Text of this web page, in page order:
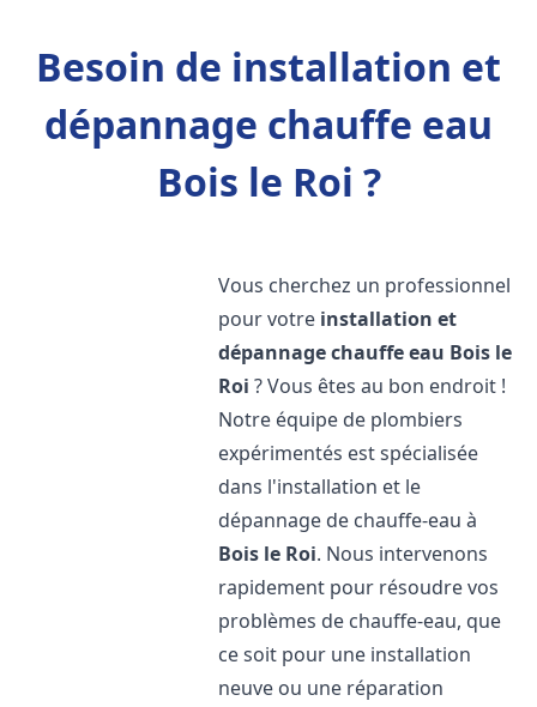
Besoin de installation et
dépannage chauffe eau
Bois le Roi ?
Vous cherchez un professionnel
pour votre installation et
dépannage chauffe eau Bois le
Roi ? Vous êtes au bon endroit !
Notre équipe de plombiers
expérimentés est spécialisée
dans l'installation et le
dépannage de chauffe-eau à
Bois le Roi. Nous intervenons
rapidement pour résoudre vos
problèmes de chauffe-eau, que
ce soit pour une installation
neuve ou une réparation